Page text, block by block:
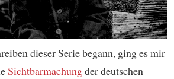
dieser Serie begann, ging es mir
Sichtbarmachungder deutschen